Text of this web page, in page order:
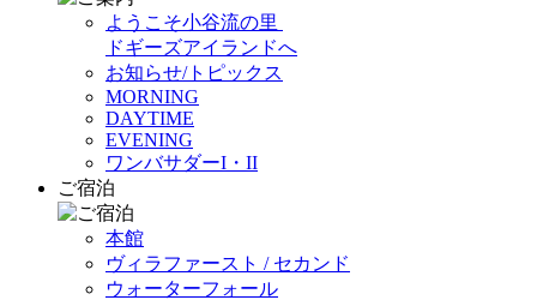
ようこそ小谷流の里
ドギーズアイランドへ
お知らせ/トピックス
MORNING
DAYTIME
EVENING
ワンバサダーI・II
ご宿泊
本館
ヴィラファースト / セカンド
ウォーターフォール